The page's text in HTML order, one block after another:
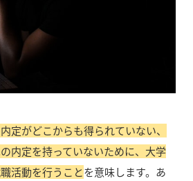
定がどこからも得られていない、
内定を持っていないために、大学
活動を行うこと を意味します。あ